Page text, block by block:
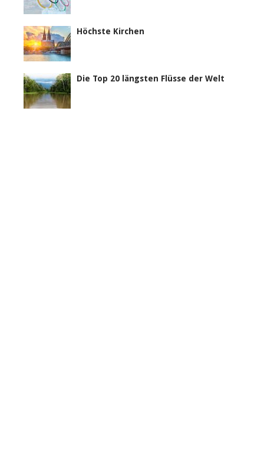
Höchste Kirchen
Die Top 20 längsten Flüsse der Welt